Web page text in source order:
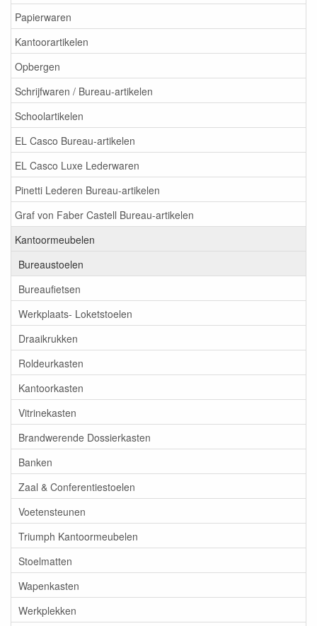
Papierwaren
Kantoorartikelen
Opbergen
Schrijfwaren / Bureau-artikelen
Schoolartikelen
EL Casco Bureau-artikelen
EL Casco Luxe Lederwaren
Pinetti Lederen Bureau-artikelen
Graf von Faber Castell Bureau-artikelen
Kantoormeubelen
Bureaustoelen
Bureaufietsen
Werkplaats- Loketstoelen
Draaikrukken
Roldeurkasten
Kantoorkasten
Vitrinekasten
Brandwerende Dossierkasten
Banken
Zaal & Conferentiestoelen
Voetensteunen
Triumph Kantoormeubelen
Stoelmatten
Wapenkasten
Werkplekken